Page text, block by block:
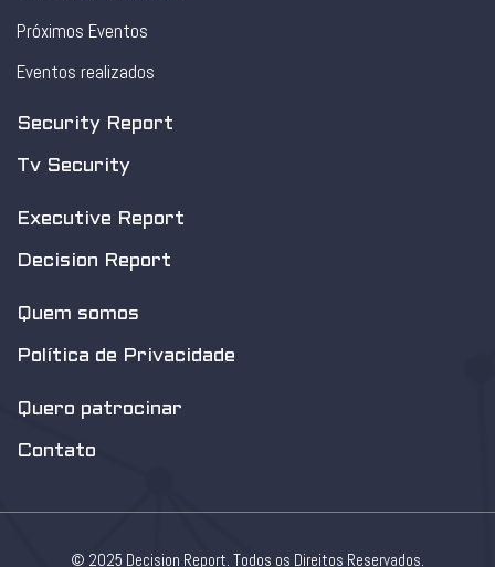
Próximos Eventos
Eventos realizados
Security Report
Tv Security
Executive Report
Decision Report
Quem somos
Política de Privacidade
Quero patrocinar
Contato
© 2025 Decision Report. Todos os Direitos Reservados.